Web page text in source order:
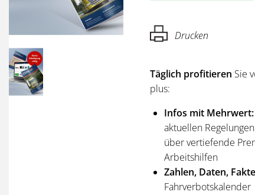
Drucken
Täglich profitieren Sie
plus:
Infos mit Mehrwert:
aktuellen
über vertiefende
Arbeitshilfen
Zahlen, Daten,
Fahrverbotskalender